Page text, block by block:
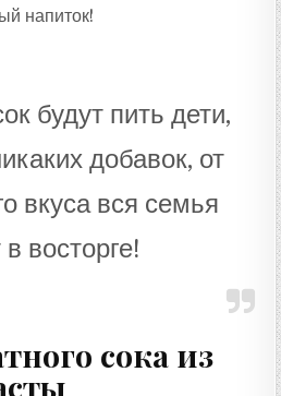
напиток!
будут пить дети,
добавок, от
вкуса вся семья
в восторге!
сока из